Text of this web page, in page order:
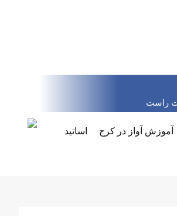
آموزش آواز در کرج اساتید